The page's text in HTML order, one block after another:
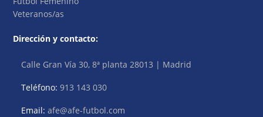
Veteranos/as
Dirección y contacto:
Calle Gran Vía 30, 8ª planta 28013 | Madrid
Teléfono:913 143 030
Email:afe@afe-futbol.com